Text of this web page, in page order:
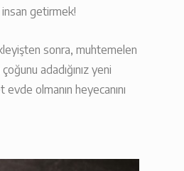
getirmek!
sonra, muhtemelen
adadığınız yeni
olmanın heyecanını